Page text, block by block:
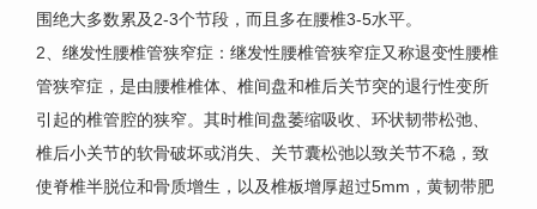
围绝大多数累及2-3个节段，而且多在腰椎3-5水平。
2、继发性腰椎管狭窄症：继发性腰椎管狭窄症又称退变性腰椎
管狭窄症，是由腰椎椎体、椎间盘和椎后关节突的退行性变所
引起的椎管腔的狭窄。其时椎间盘萎缩吸收、环状韧带松弛、
椎后小关节的软骨破坏或消失、关节囊松弛以致关节不稳，致
使脊椎半脱位和骨质增生，以及椎板增厚超过5mm，黄韧带肥